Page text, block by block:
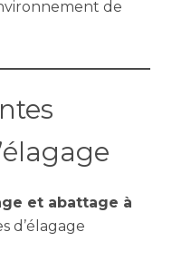
de
et abattage à
d’élagage